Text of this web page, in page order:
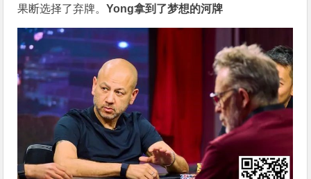
果断选择了弃牌。Yong拿到了梦想的河牌